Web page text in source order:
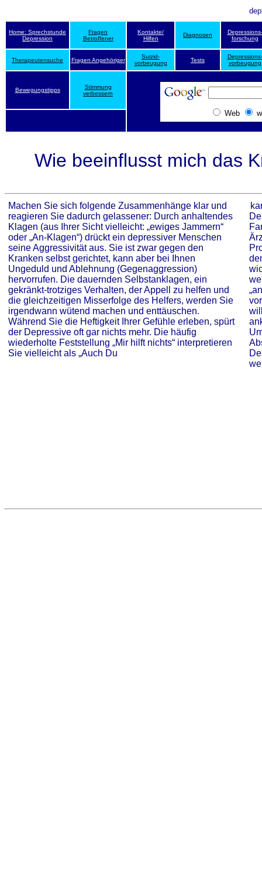
Home: Sprechstunde
Depression
Fragen
Betroffener
Kontakte/
Hilfen
Diagnosen
Depressions-
forschung
Therapeutensuche Fragen Angehöriger
Suizid-
vorbeugung
Tests
Depressions-
vorbeugung
Bewegungstipps
Stimmung
verbessern
Web
Wie beeinflusst mich das
Machen Sie sich folgende Zusammenhänge klar und
reagieren Sie dadurch gelassener: Durch anhaltendes
Klagen (aus Ihrer Sicht vielleicht: „ewiges Jammern“
oder „An-Klagen“) drückt ein depressiver Menschen
seine Aggressivität aus. Sie ist zwar gegen den
Kranken selbst gerichtet, kann aber bei Ihnen
Ungeduld und Ablehnung (Gegenaggression)
hervorrufen. Die dauernden Selbstanklagen, ein
gekränkt-trotziges Verhalten, der Appell zu helfen und
die gleichzeitigen Misserfolge des Helfers, werden Sie
irgendwann wütend machen und enttäuschen.
Während Sie die Heftigkeit Ihrer Gefühle erleben, spürt
der Depressive oft gar nichts mehr. Die häufig
wiederholte Feststellung „Mir hilft nichts“ interpretieren
Sie vielleicht als „Auch Du